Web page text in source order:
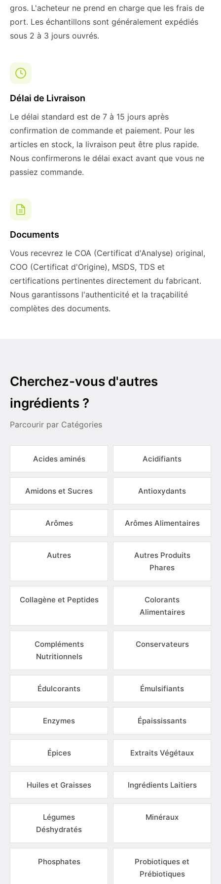
gros. L'acheteur ne prend en charge que les frais de
port. Les échantillons sont généralement expédiés
sous 2 à 3 jours ouvrés.
Délai de Livraison
Le délai standard est de 7 à 15 jours après
confirmation de commande et paiement. Pour les
articles en stock, la livraison peut être plus rapide.
Nous confirmerons le délai exact avant que vous ne
passiez commande.
Documents
Vous recevrez le COA (Certificat d'Analyse) original,
COO (Certificat d'Origine), MSDS, TDS et
certifications pertinentes directement du fabricant.
Nous garantissons l'authenticité et la traçabilité
complètes des documents.
Cherchez-vous d'autres
ingrédients ?
Parcourir par Catégories
Acides aminés Acidifiants
Amidons et Sucres Antioxydants
Arômes Arômes Alimentaires
Autres
Autres Produits
Phares
Collagène et Peptides
Colorants
Alimentaires
Compléments
Nutritionnels
Conservateurs
Édulcorants Émulsifiants
Enzymes Épaississants
Épices Extraits Végétaux
Huiles et Graisses Ingrédients Laitiers
Légumes
Déshydratés
Minéraux
Phosphates
Probiotiques et
Prébiotiques